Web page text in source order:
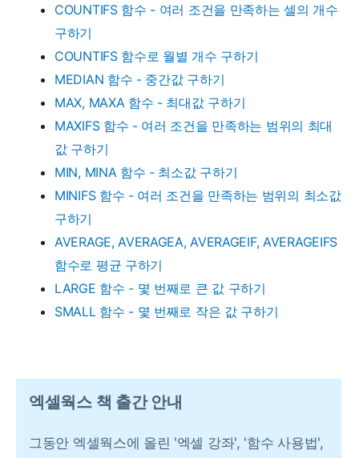
COUNTIFS 함수 - 여러 조건을 만족하는 셀의 개수
구하기
COUNTIFS 함수로 월별 개수 구하기
MEDIAN 함수 - 중간값 구하기
MAX, MAXA 함수 - 최대값 구하기
MAXIFS 함수 - 여러 조건을 만족하는 범위의 최대
값 구하기
MIN, MINA 함수 - 최소값 구하기
MINIFS 함수 - 여러 조건을 만족하는 범위의 최소값
구하기
AVERAGE, AVERAGEA, AVERAGEIF, AVERAGEIFS
함수로 평균 구하기
LARGE 함수 - 몇 번째로 큰 값 구하기
SMALL 함수 - 몇 번째로 작은 값 구하기
엑셀웍스 책 출간 안내
그동안 엑셀웍스에 올린 '엑셀 강좌', '함수 사용법',